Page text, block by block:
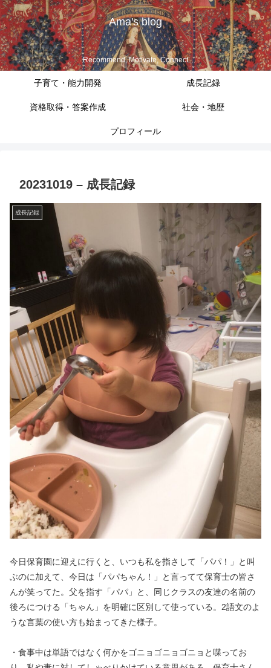
Ama's blog
Recommend, Motivate, Connect
子育て・能力開発 成長記録
資格取得・答案作成 社会・地歴
プロフィール
20231019 – 成長記録
成長記録
今日保育園に迎えに行くと、いつも私を指さして「パパ！」と叫
ぶのに加えて、今日は「パパちゃん！」と言ってて保育士の皆さ
んが笑ってた。父を指す「パパ」と、同じクラスの友達の名前の
後ろにつける「ちゃん」を明確に区別して使っている。2語文のよ
うな言葉の使い方も始まってきた様子。
・食事中は単語ではなく何かをゴニョゴニョゴニョと喋ってお